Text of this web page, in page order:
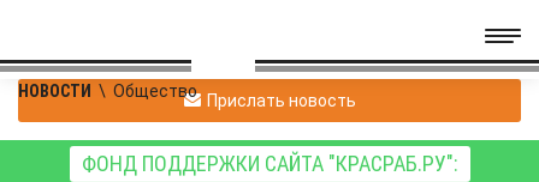
НОВОСТИ \ Общество Прислать новость
ФОНД ПОДДЕРЖКИ САЙТА "КРАСРАБ.РУ":